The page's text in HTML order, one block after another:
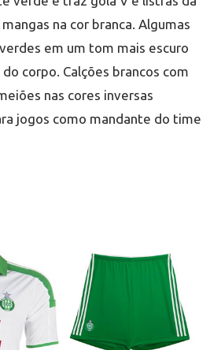
na cor branca. Algumas
em um tom mais escuro
corpo. Calções brancos com
nas cores inversas
jogos como mandante do time